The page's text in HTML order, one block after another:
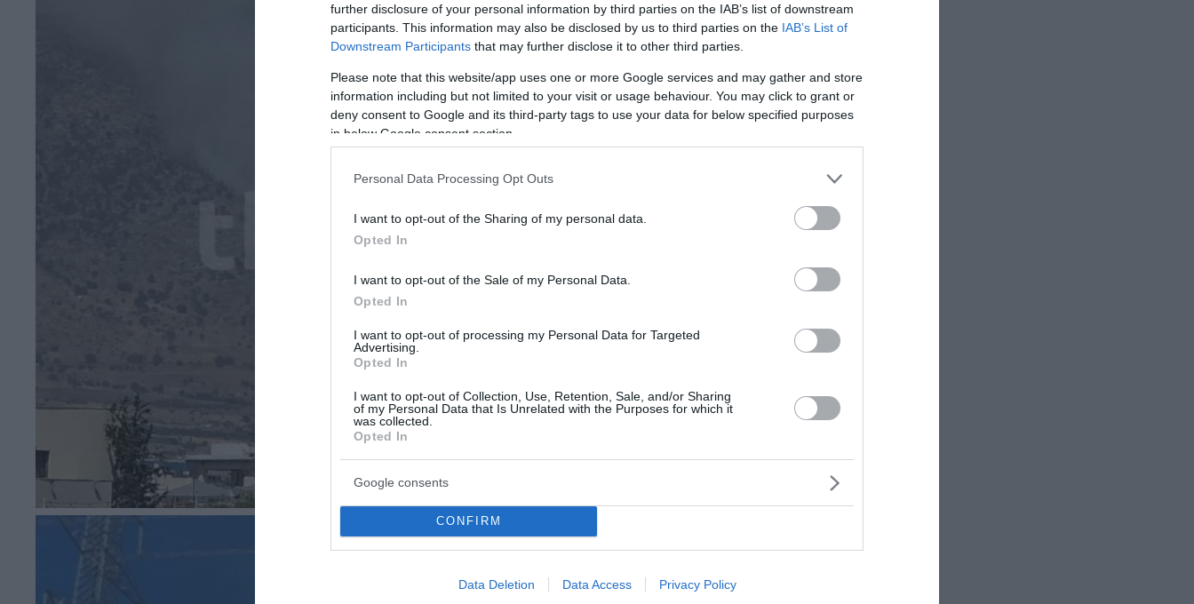
further disclosure of your personal information by third parties on the IAB’s list of downstream
participants. This information may also be disclosed by us to third parties on the IAB’s List of
Downstream Participants that may further disclose it to other third parties.
Please note that this website/app uses one or more Google services and may gather and store
information including but not limited to your visit or usage behaviour. You may click to grant or
deny consent to Google and its third-party tags to use your data for below specified purposes
in below Google consent section.
Personal Data Processing Opt Outs
I want to opt-out of the Sharing of my personal data.
Opted In
I want to opt-out of the Sale of my Personal Data.
Opted In
I want to opt-out of processing my Personal Data for Targeted
Advertising.
Opted In
I want to opt-out of Collection, Use, Retention, Sale, and/or Sharing
of my Personal Data that Is Unrelated with the Purposes for which it
was collected.
Opted In
Google consents
CONFIRM
Data Deletion Data Access Privacy Policy